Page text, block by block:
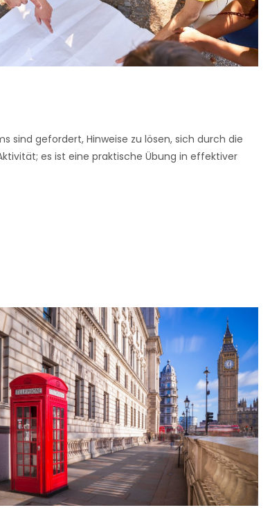
sind gefordert, Hinweise zu lösen, sich durch die
es ist eine praktische Übung in effektiver